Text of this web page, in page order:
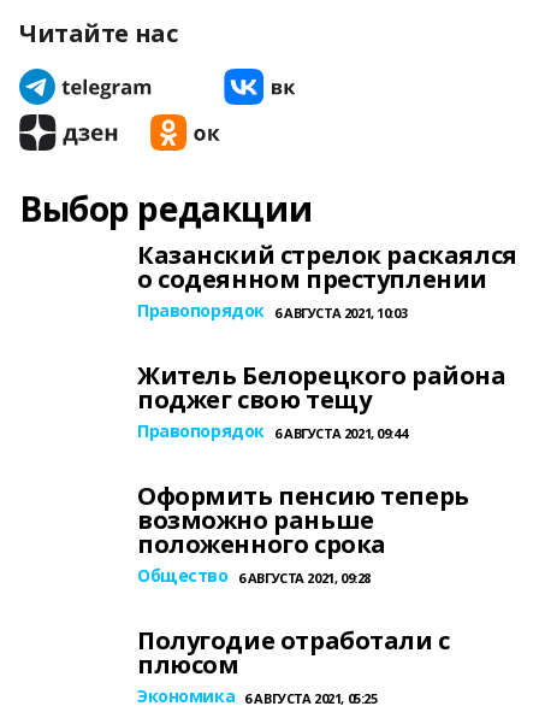
Читайте нас
Выбор редакции
Казанский стрелок раскаялся
о содеянном преступлении
Правопорядок 6 АВГУСТА 2021, 10:03
Житель Белорецкого района
поджег свою тещу
Правопорядок 6 АВГУСТА 2021, 09:44
Оформить пенсию теперь
возможно раньше
положенного срока
Общество 6 АВГУСТА 2021, 09:28
Полугодие отработали с
плюсом
Экономика 6 АВГУСТА 2021, 05:25